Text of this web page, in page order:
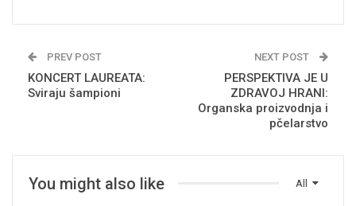
PREV POST
KONCERT LAUREATA:
Sviraju šampioni
NEXT POST
PERSPEKTIVA JE U
ZDRAVOJ HRANI:
Organska proizvodnja i
pčelarstvo
All
You might also like